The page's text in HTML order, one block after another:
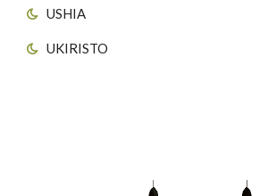
USHIA
UKIRISTO